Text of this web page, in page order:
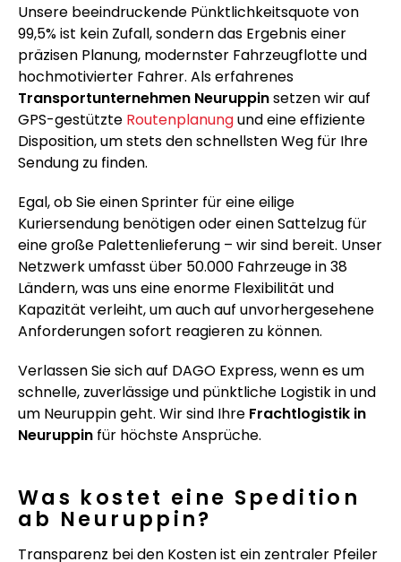
Unsere beeindruckende Pünktlichkeitsquote von
99,5% ist kein Zufall, sondern das Ergebnis einer
präzisen Planung, modernster Fahrzeugflotte und
hochmotivierter Fahrer. Als erfahrenes
Transportunternehmen Neuruppinsetzen wir auf
GPS-gestützte Routenplanungund eine effiziente
Disposition, um stets den schnellsten Weg für Ihre
Sendung zu finden.
Egal, ob Sie einen Sprinter für eine eilige
Kuriersendung benötigen oder einen Sattelzug für
eine große Palettenlieferung – wir sind bereit. Unser
Netzwerk umfasst über 50.000 Fahrzeuge in 38
Ländern, was uns eine enorme Flexibilität und
Kapazität verleiht, um auch auf unvorhergesehene
Anforderungen sofort reagieren zu können.
Verlassen Sie sich auf DAGO Express, wenn es um
schnelle, zuverlässige und pünktliche Logistik in und
um Neuruppin geht. Wir sind Ihre Frachtlogistik in
Neuruppin für höchste Ansprüche.
Was kostet eine Spedition
ab Neuruppin?
Transparenz bei den Kosten ist ein zentraler Pfeiler